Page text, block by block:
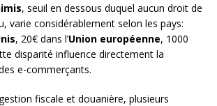
, seuil en dessous duquel aucun droit de
varie considérablement selon les pays:
, 20€ dans l’Union européenne, 1000
disparité influence directement la
e-commerçants.
fiscale et douanière, plusieurs